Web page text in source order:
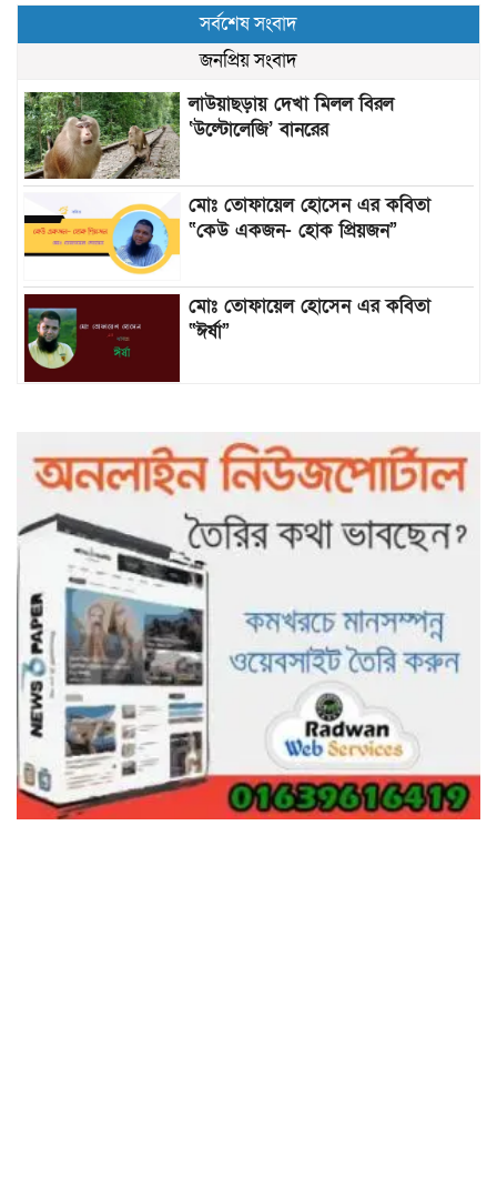
সর্বশেষ সংবাদ
জনপ্রিয় সংবাদ
লাউয়াছড়ায় দেখা মিলল বিরল
‘উল্টোলেজি’ বানরের
মোঃ তোফায়েল হোসেন এর কবিতা
“কেউ একজন- হোক প্রিয়জন”
মোঃ তোফায়েল হোসেন এর কবিতা
“ঈর্ষা”
আটকে পড়া ১০ পর্যটককে উদ্ধার করল
পুলিশ ও ফায়ার সার্ভিস
গাছ না কেটে আমাদের পুড়িয়ে মারলে
ভালো হতো’: বন বিভাগের নিষ্ঠুরতায়
নিঃস্ব কৃষক